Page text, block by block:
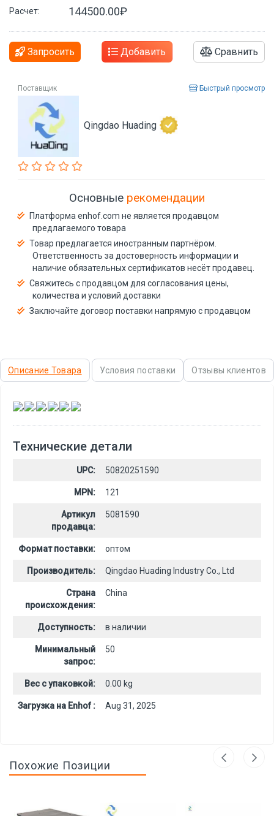
Расчет: 144500.00₽
Запросить Добавить Сравнить
Поставщик Быстрый просмотр
Qingdao Huading
Основные рекомендации
Платформа enhof.com не является продавцом
предлагаемого товара
Товар предлагается иностранным партнёром.
Ответственность за достоверность информации и
наличие обязательных сертификатов несёт продавец.
Свяжитесь с продавцом для согласования цены,
количества и условий доставки
Заключайте договор поставки напрямую с продавцом
Описание Товара Условия поставки Отзывы клиентов
, , , , ,
Технические детали
UPC: 50820251590
MPN: 121
Артикул
продавца:
5081590
Формат поставки: оптом
Производитель: Qingdao Huading Industry Co., Ltd
Страна
происхождения:
China
Доступность: в наличии
Минимальный
запрос:
50
Вес с упаковкой: 0.00 kg
Загрузка на Enhof : Aug 31, 2025
Похожие Позиции